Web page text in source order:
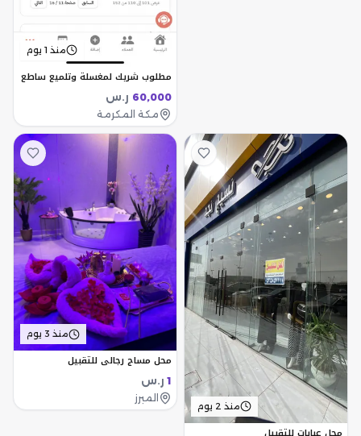
منذ 1 يوم
مطلوب شريك لمغسلة وتلميع ساطع
60,000 ر.س
مكة المكرمة
منذ 2 يوم
منذ 3 يوم
محل مساج رجالي للتقبيل
1 ر.س
المبرز